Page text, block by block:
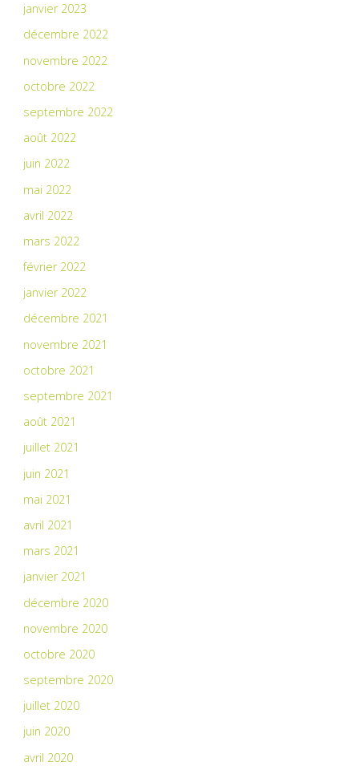
janvier 2023
décembre 2022
novembre 2022
octobre 2022
septembre 2022
août 2022
juin 2022
mai 2022
avril 2022
mars 2022
février 2022
janvier 2022
décembre 2021
novembre 2021
octobre 2021
septembre 2021
août 2021
juillet 2021
juin 2021
mai 2021
avril 2021
mars 2021
janvier 2021
décembre 2020
novembre 2020
octobre 2020
septembre 2020
juillet 2020
juin 2020
avril 2020